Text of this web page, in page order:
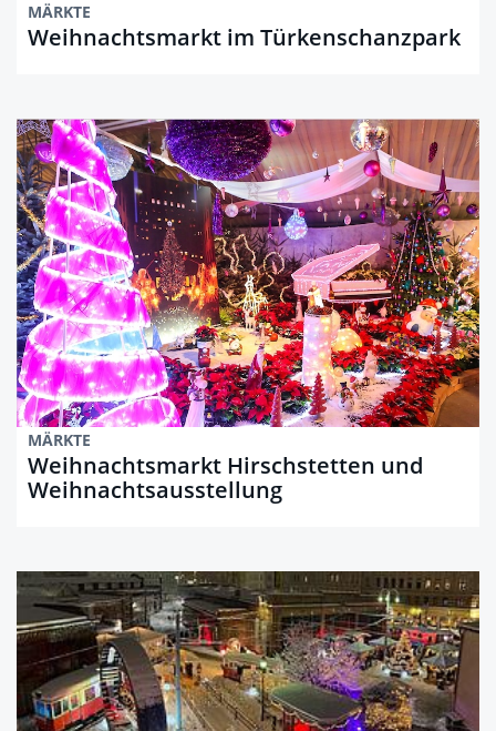
MÄRKTE
Weihnachtsmarkt im Türkenschanzpark
MÄRKTE
Weihnachtsmarkt Hirschstetten und
Weihnachtsausstellung